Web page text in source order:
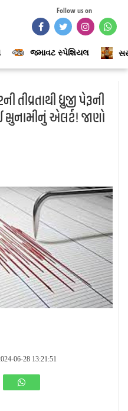
Follow us on
જમાવટ સ્પેશિયલ
ધ્રુજી પેરૂની
એલર્ટ! જાણો
06-28 13:21:51